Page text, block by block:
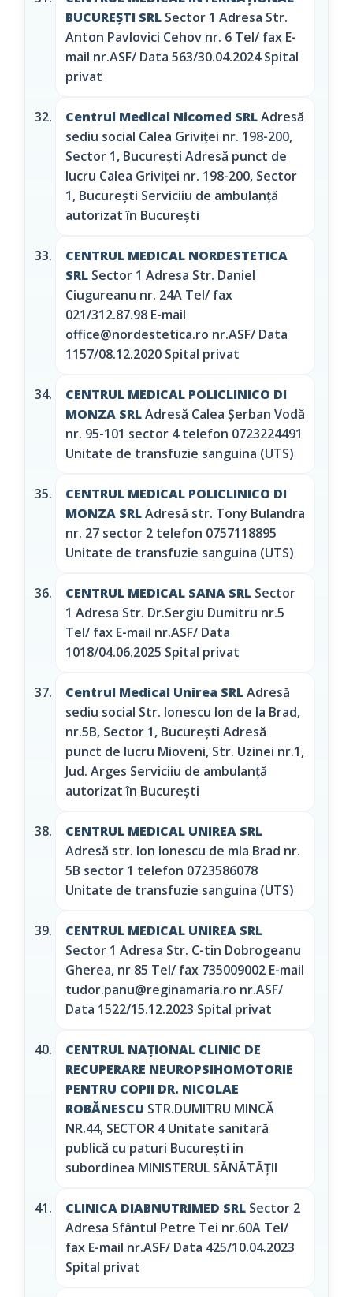
BUCUREŞTI SRL Sector 1 Adresa Str.
Anton Pavlovici Cehov nr. 6 Tel/ fax E-
mail nr.ASF/ Data 563/30.04.2024 Spital
privat
Centrul Medical Nicomed SRLAdresă
sediu social Calea Griviței nr. 198-200,
Sector 1, București Adresă punct de
lucru Calea Griviței nr. 198-200, Sector
1, București Serviciiu de ambulanță
autorizat în București
CENTRUL MEDICAL NORDESTETICA
SRL Sector 1 Adresa Str. Daniel
Ciugureanu nr. 24A Tel/ fax
021/312.87.98 E-mail
office@nordestetica.ro nr.ASF/ Data
1157/08.12.2020 Spital privat
CENTRUL MEDICAL POLICLINICO DI
MONZA SRLAdresă Calea Şerban Vodă
nr. 95-101 sector 4 telefon 0723224491
Unitate de transfuzie sanguina (UTS)
CENTRUL MEDICAL POLICLINICO DI
MONZA SRLAdresă str. Tony Bulandra
nr. 27 sector 2 telefon 0757118895
Unitate de transfuzie sanguina (UTS)
CENTRUL MEDICAL SANA SRL Sector
1 Adresa Str. Dr.Sergiu Dumitru nr.5
Tel/ fax E-mail nr.ASF/ Data
1018/04.06.2025 Spital privat
Centrul Medical Unirea SRLAdresă
sediu social Str. Ionescu Ion de la Brad,
nr.5B, Sector 1, București Adresă
punct de lucru Mioveni, Str. Uzinei nr.1,
Jud. Arges Serviciiu de ambulanță
autorizat în București
CENTRUL MEDICAL UNIREA SRL
Adresă str. Ion Ionescu de mla Brad nr.
5B sector 1 telefon 0723586078
Unitate de transfuzie sanguina (UTS)
CENTRUL MEDICAL UNIREA SRL
Sector 1 Adresa Str. C-tin Dobrogeanu
Gherea, nr 85 Tel/ fax 735009002 E-mail
tudor.panu@reginamaria.ro nr.ASF/
Data 1522/15.12.2023 Spital privat
CENTRUL NAȚIONAL CLINIC DE
RECUPERARE NEUROPSIHOMOTORIE
PENTRU COPII DR. NICOLAE
ROBĂNESCU STR.DUMITRU MINCĂ
NR.44, SECTOR 4 Unitate sanitară
publică cu paturi București in
subordinea MINISTERUL SĂNĂTĂȚII
CLINICA DIABNUTRIMED SRL Sector 2
Adresa Sfântul Petre Tei nr.60A Tel/
fax E-mail nr.ASF/ Data 425/10.04.2023
Spital privat